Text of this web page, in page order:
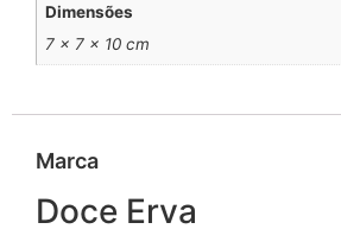
Dimensões
7 × 7 × 10 cm
Marca
Doce Erva